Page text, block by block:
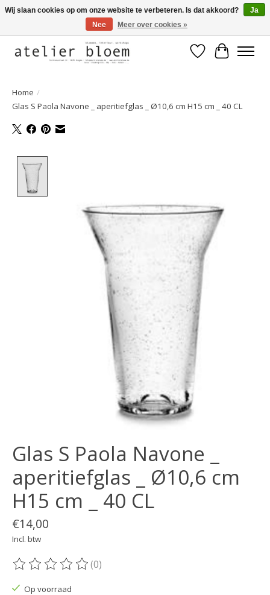
Welkom bij Atelier Bloem
Verlanglijst
Home /
Glas S Paola Navone _ aperitiefglas _ Ø10,6 cm H15 cm _ 40 CL
Glas S Paola Navone _
aperitiefglas _ Ø10,6 cm
H15 cm _ 40 CL
€14,00
Incl. btw
De beoordeling van dit product is
(0)
Op voorraad
Wij slaan cookies op om onze website te verbeteren. Is dat akkoord?
Ja
Nee
Meer over cookies »